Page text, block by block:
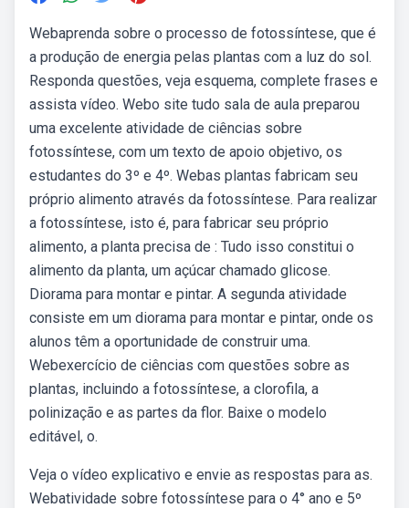
Webaprenda sobre o processo de fotossíntese, que é
a produção de energia pelas plantas com a luz do sol.
Responda questões, veja esquema, complete frases e
assista vídeo. Webo site tudo sala de aula preparou
uma excelente atividade de ciências sobre
fotossíntese, com um texto de apoio objetivo, os
estudantes do 3º e 4º. Webas plantas fabricam seu
próprio alimento através da fotossíntese. Para realizar
a fotossíntese, isto é, para fabricar seu próprio
alimento, a planta precisa de : Tudo isso constitui o
alimento da planta, um açúcar chamado glicose.
Diorama para montar e pintar. A segunda atividade
consiste em um diorama para montar e pintar, onde os
alunos têm a oportunidade de construir uma.
Webexercício de ciências com questões sobre as
plantas, incluindo a fotossíntese, a clorofila, a
polinização e as partes da flor. Baixe o modelo
editável, o.
Veja o vídeo explicativo e envie as respostas para as.
Webatividade sobre fotossíntese para o 4° ano e 5º